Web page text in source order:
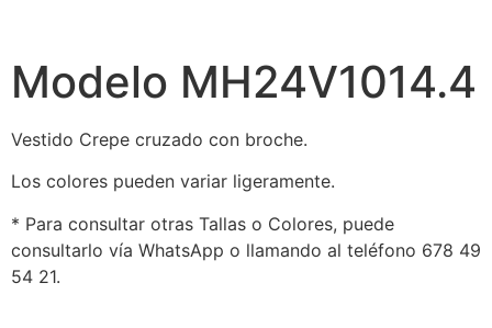
Modelo MH24V1014.4
Vestido Crepe cruzado con broche.
Los colores pueden variar ligeramente.
* Para consultar otras Tallas o Colores, puede
consultarlo vía WhatsApp o llamando al teléfono 678 49
54 21.